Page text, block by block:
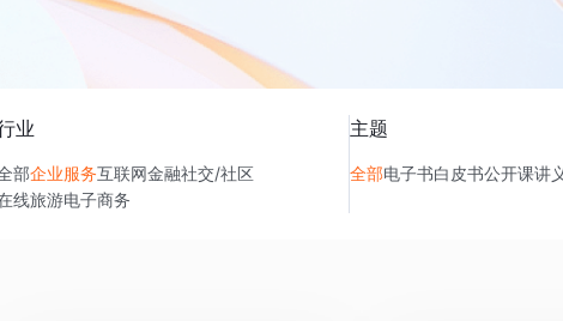
业
部企业服务互联网金融社交/社区
线旅游电子商务
主题
全部电子书白皮书公开课讲